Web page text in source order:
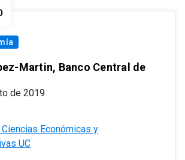
Martin, Banco Central de
de 2019
Económicas y
UC